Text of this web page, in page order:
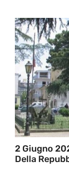
2 Giugno
Della